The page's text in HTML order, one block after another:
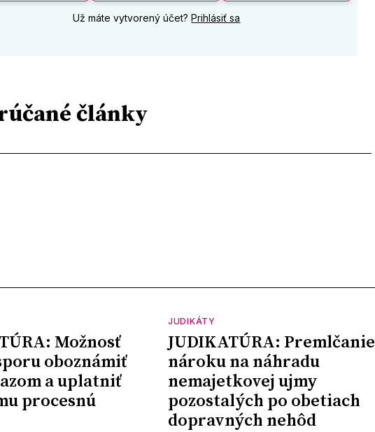
Už máte vytvorený účet?Prihlásiť sa
články
Možnosť
oboznámiť
a uplatniť
procesnú
JUDIKÁTY
JUDIKATÚRA: Premlčanie
nároku na náhradu
nemajetkovej ujmy
pozostalých po obetiach
dopravných nehôd